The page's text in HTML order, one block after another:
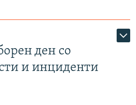
ден со
и инциденти